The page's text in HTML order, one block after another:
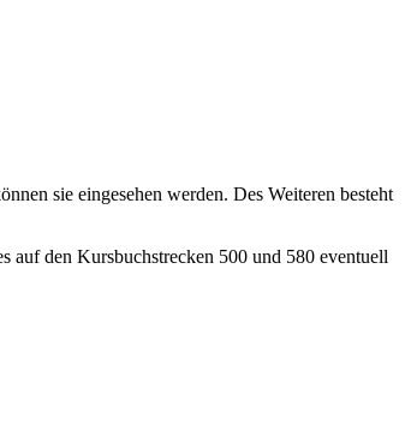
sie eingesehen werden. Des Weiteren besteht
auf den Kursbuchstrecken 500 und 580 eventuell